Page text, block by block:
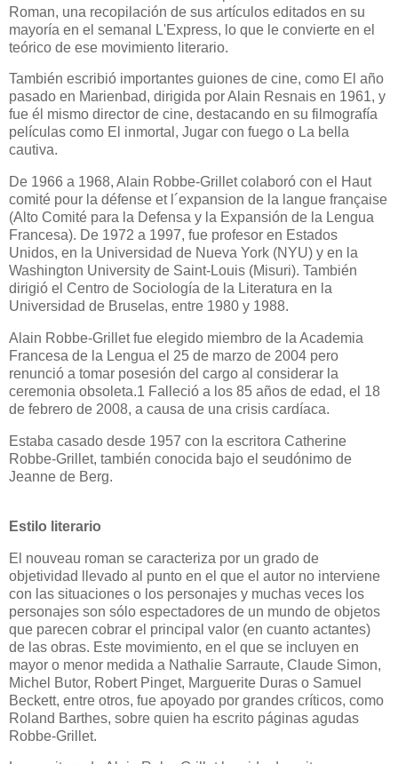
Roman, una recopilación de sus artículos editados en su
mayoría en el semanal L'Express, lo que le convierte en el
teórico de ese movimiento literario.
También escribió importantes guiones de cine, como El año
pasado en Marienbad, dirigida por Alain Resnais en 1961, y
fue él mismo director de cine, destacando en su filmografía
películas como El inmortal, Jugar con fuego o La bella
cautiva.
De 1966 a 1968, Alain Robbe-Grillet colaboró con el Haut
comité pour la défense et l´expansion de la langue française
(Alto Comité para la Defensa y la Expansión de la Lengua
Francesa). De 1972 a 1997, fue profesor en Estados
Unidos, en la Universidad de Nueva York (NYU) y en la
Washington University de Saint-Louis (Misuri). También
dirigió el Centro de Sociología de la Literatura en la
Universidad de Bruselas, entre 1980 y 1988.
Alain Robbe-Grillet fue elegido miembro de la Academia
Francesa de la Lengua el 25 de marzo de 2004 pero
renunció a tomar posesión del cargo al considerar la
ceremonia obsoleta.1 Falleció a los 85 años de edad, el 18
de febrero de 2008, a causa de una crisis cardíaca.
Estaba casado desde 1957 con la escritora Catherine
Robbe-Grillet, también conocida bajo el seudónimo de
Jeanne de Berg.
Estilo literario
El nouveau roman se caracteriza por un grado de
objetividad llevado al punto en el que el autor no interviene
con las situaciones o los personajes y muchas veces los
personajes son sólo espectadores de un mundo de objetos
que parecen cobrar el principal valor (en cuanto actantes)
de las obras. Este movimiento, en el que se incluyen en
mayor o menor medida a Nathalie Sarraute, Claude Simon,
Michel Butor, Robert Pinget, Marguerite Duras o Samuel
Beckett, entre otros, fue apoyado por grandes críticos, como
Roland Barthes, sobre quien ha escrito páginas agudas
Robbe-Grillet.